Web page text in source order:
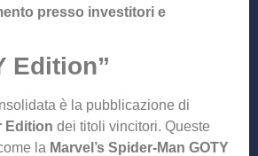
presso investitori e
Edition”
è la pubblicazione di
Edition dei titoli vincitori. Queste
la Marvel’s Spider-Man GOTY